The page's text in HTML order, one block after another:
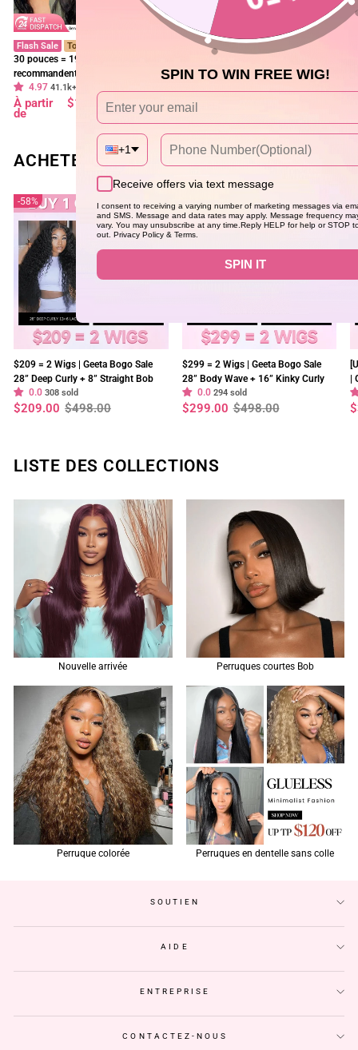
Flash Sale Top Rated
30 pouces = 199 $ Les Tiktokers
recommandent une perruque
frontale en dentelle HD Body Wave
à 180 % de densité, pré-décolorée,
sans colle - Geeta Hair
4.97 41.1k+ sold
Prix
régulier
$341.23
Prix
réduit
À partir
de
$136.49
Flash Sale
Cheveux bouclés noirs 100%
- Geeta Hair
Prix
régulier
Prix
réduit
À partir
de
ACHETEZ 2 PERRUQUES ET PAYEZ-EN
58%
$209 = 2 Wigs | Geeta Bogo Sale
28” Deep Curly + 8” Straight Bob
Wig 13×4 Lace Flash Sale
0.0 308 sold
Prix
régulier
$498.00
Prix
réduit
$209.00
40%
$299 = 2 Wigs | Geeta Bogo Sale
28” Body Wave + 16” Kinky Curly
Wig 250% Density Flash Sale
0.0 294 sold
Prix
régulier
$498.00
Prix
réduit
$299.00
|
LISTE DES COLLECTIONS
Nouvelle arrivée Perruques courtes Bob
Perruque colorée Perruques en dentelle sans colle
SOUTIEN
AIDE
ENTREPRISE
CONTACTEZ-NOUS
SPIN TO WIN FREE WIG!
+1
Receive offers via text message
I consent to receiving a varying number of marketing messages via
and SMS. Message and data rates may apply. Message frequency
vary. You may unsubscribe at any time.Reply HELP for help or STOP
out. Privacy Policy & Terms.
SPIN IT